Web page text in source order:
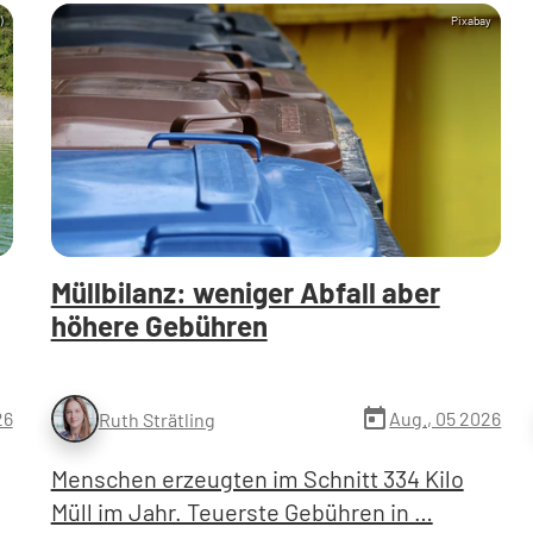
Pixabay
Müllbilanz: weniger Abfall aber
höhere Gebühren
Ruth Strätling todayAug., 05 2026
Menschen erzeugten im Schnitt 334 Kilo
Müll im Jahr. Teuerste Gebühren in …